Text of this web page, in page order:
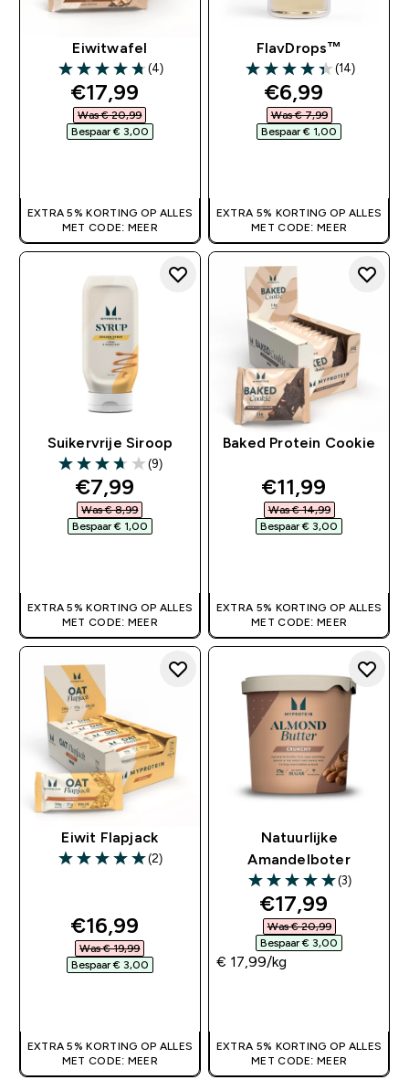
Eiwitwafel
4.75 out of 5 stars
(4)
discounted price
€17,99‎
Was € 20,99‎
Bespaar € 3,00‎
EXTRA 5% KORTING OP ALLES
MET CODE: MEER
FlavDrops™
4.36 out of 5 stars
(14)
discounted
€6,99‎
Was € 7,99‎
Bespaar € 1,00‎
EXTRA 5% KORTING OP ALLES
MET CODE: MEER
Suikervrije Siroop
3.67 out of 5 stars
(9)
discounted price
€7,99‎
Was € 8,99‎
Bespaar € 1,00‎
EXTRA 5% KORTING OP ALLES
MET CODE: MEER
Baked Protein Cookie
discounted
€11,99‎
Was € 14,99‎
Bespaar € 3,00‎
EXTRA 5% KORTING OP ALLES
MET CODE: MEER
Eiwit Flapjack
5 out of 5 stars
(2)
discounted price
€16,99‎
Was € 19,99‎
Bespaar € 3,00‎
EXTRA 5% KORTING OP ALLES
MET CODE: MEER
Natuurlijke
Amandelboter
5 out of 5 stars
(3)
discounted
€17,99‎
Was € 20,99‎
Bespaar € 3,00‎
€ 17,99‎/kg
EXTRA 5% KORTING OP ALLES
MET CODE: MEER